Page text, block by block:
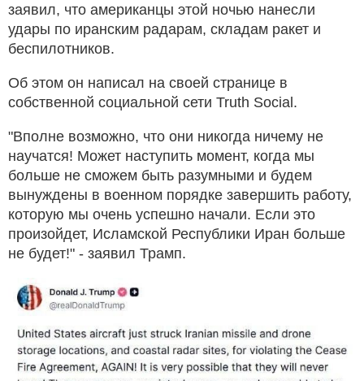
заявил, что американцы этой ночью нанесли
удары по иранским радарам, складам ракет и
беспилотников.
Об этом он написал на своей странице в
собственной социальной сети Truth Social.
"Вполне возможно, что они никогда ничему не
научатся! Может наступить момент, когда мы
больше не сможем быть разумными и будем
вынуждены в военном порядке завершить работу,
которую мы очень успешно начали. Если это
произойдет, Исламской Республики Иран больше
не будет!" - заявил Трамп.